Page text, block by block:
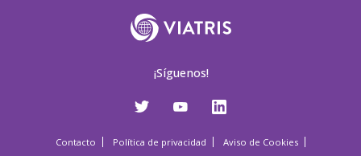
¡Síguenos!
Contacto Política de privacidad
Aviso de Cookies